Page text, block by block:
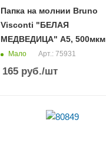
Папка на молнии Bruno
Visconti "БЕЛАЯ
МЕДВЕДИЦА" А5, 500мкм
Мало Арт.: 75931
165руб./шт